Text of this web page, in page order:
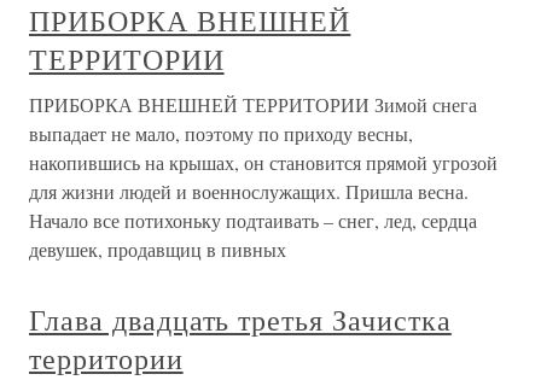
ПРИБОРКА ВНЕШНЕЙ
ТЕРРИТОРИИ
ПРИБОРКА ВНЕШНЕЙ ТЕРРИТОРИИ Зимой снега
выпадает не мало, поэтому по приходу весны,
накопившись на крышах, он становится прямой угрозой
для жизни людей и военнослужащих. Пришла весна.
Начало все потихоньку подтаивать – снег, лед, сердца
девушек, продавщиц в пивных
Глава двадцать третья Зачистка
территории